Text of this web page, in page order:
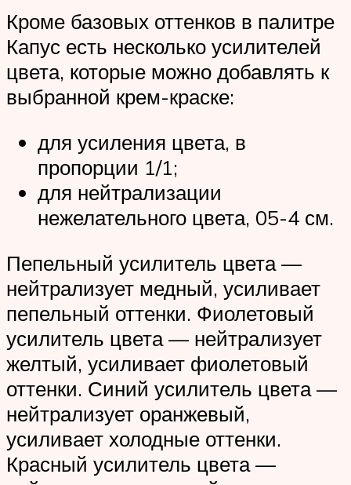
Кроме базовых оттенков в палитре
Капус есть несколько усилителей
цвета, которые можно добавлять к
выбранной крем-краске:
для усиления цвета, в
пропорции 1/1;
для нейтрализации
нежелательного цвета, 05-4 см.
Пепельный усилитель цвета —
нейтрализует медный, усиливает
пепельный оттенки. Фиолетовый
усилитель цвета — нейтрализует
желтый, усиливает фиолетовый
оттенки. Синий усилитель цвета —
нейтрализует оранжевый,
усиливает холодные оттенки.
Красный усилитель цвета —